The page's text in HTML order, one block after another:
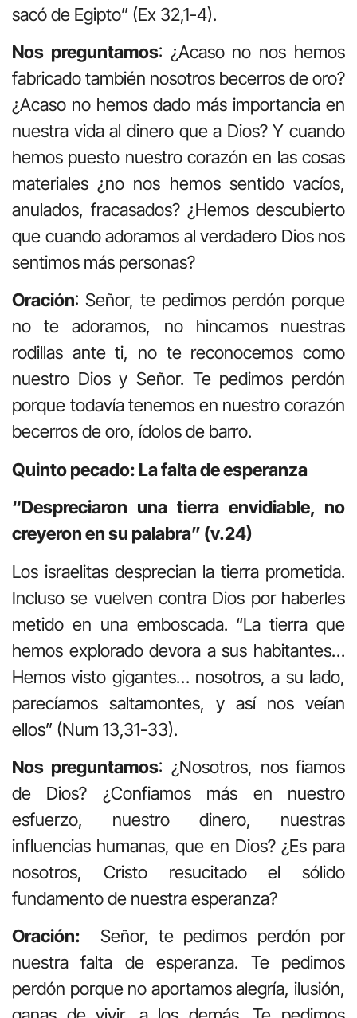
sacó de Egipto” (Ex 32,1-4).
Nos preguntamos: ¿Acaso no nos hemos
fabricado también nosotros becerros de oro?
¿Acaso no hemos dado más importancia en
nuestra vida al dinero que a Dios? Y cuando
hemos puesto nuestro corazón en las cosas
materiales ¿no nos hemos sentido vacíos,
anulados, fracasados? ¿Hemos descubierto
que cuando adoramos al verdadero Dios nos
sentimos más personas?
Oración: Señor, te pedimos perdón porque
no te adoramos, no hincamos nuestras
rodillas ante ti, no te reconocemos como
nuestro Dios y Señor. Te pedimos perdón
porque todavía tenemos en nuestro corazón
becerros de oro, ídolos de barro.
Quinto pecado: La falta de esperanza
“Despreciaron una tierra envidiable, no
creyeron en su palabra” (v.24)
Los israelitas desprecian la tierra prometida.
Incluso se vuelven contra Dios por haberles
metido en una emboscada. “La tierra que
hemos explorado devora a sus habitantes…
Hemos visto gigantes… nosotros, a su lado,
parecíamos saltamontes, y así nos veían
ellos” (Num 13,31-33).
Nos preguntamos: ¿Nosotros, nos fiamos
de Dios? ¿Confiamos más en nuestro
esfuerzo, nuestro dinero, nuestras
influencias humanas, que en Dios? ¿Es para
nosotros, Cristo resucitado el sólido
fundamento de nuestra esperanza?
Oración: Señor, te pedimos perdón por
nuestra falta de esperanza. Te pedimos
perdón porque no aportamos alegría, ilusión,